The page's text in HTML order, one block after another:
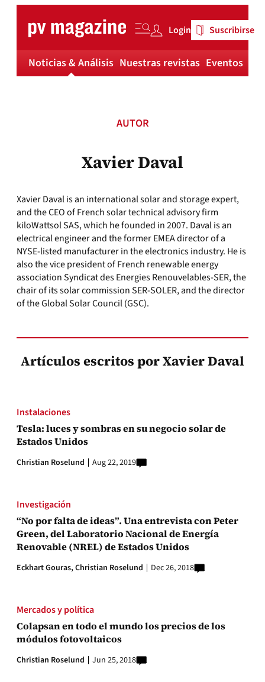
content
Login Suscribirse
Noticias & Análisis Nuestras revistas Eventos
AUTOR
Xavier Daval
Xavier Daval is an international solar and storage expert,
and the CEO of French solar technical advisory firm
kiloWattsol SAS, which he founded in 2007. Daval is an
electrical engineer and the former EMEA director of a
NYSE-listed manufacturer in the electronics industry. He is
also the vice president of French renewable energy
association Syndicat des Energies Renouvelables-SER, the
chair of its solar commission SER-SOLER, and the director
of the Global Solar Council (GSC).
Artículos escritos por Xavier Daval
Instalaciones
Tesla: luces y sombras en su negocio solar de
Estados Unidos
Christian Roselund Aug 22, 2019
Investigación
“No por falta de ideas”. Una entrevista con Peter
Green, del Laboratorio Nacional de Energía
Renovable (NREL) de Estados Unidos
Eckhart Gouras,Christian Roselund Dec 26, 2018
Mercados y política
Colapsan en todo el mundo los precios de los
módulos fotovoltaicos
Christian Roselund Jun 25, 2018